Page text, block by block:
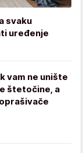
svaku
uređenje
vam ne unište
štetočine, a